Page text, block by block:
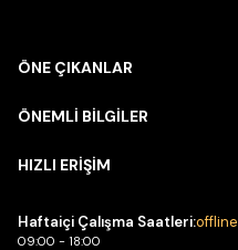
ÖNE ÇIKANLAR
ÖNEMLİ BİLGİLER
HIZLI ERİŞİM
Haftaiçi Çalışma Saatleri:offline
09:00 - 18:00